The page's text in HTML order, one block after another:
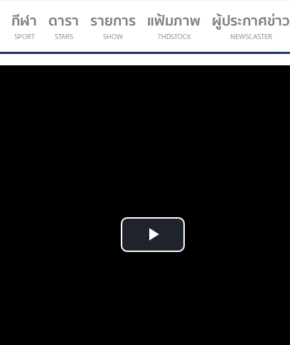
กีฬา
SPORT
(current)
ดารา
STARS
รายการ
SHOW
แฟ้มภาพ
7HDSTOCK
ผู้ประกาศข่าว
NEWSCASTER
Play